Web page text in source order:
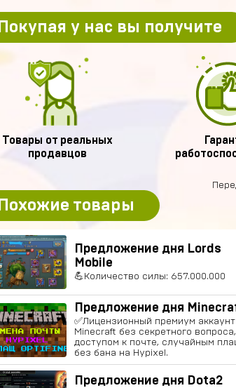
Покупая у нас вы получите
Товары от реальных
продавцов
Похожие товары
Предложение дня Lords
Mobile
💪Количество силы: 657.000.000
Предложение дня
✅Лицензионный премиум аккаунт
Minecraft без секретного
доступом к почте, случайным
без бана на Hypixel.
Предложение дня Dota2